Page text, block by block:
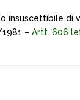
insuscettibile
– Artt. 606